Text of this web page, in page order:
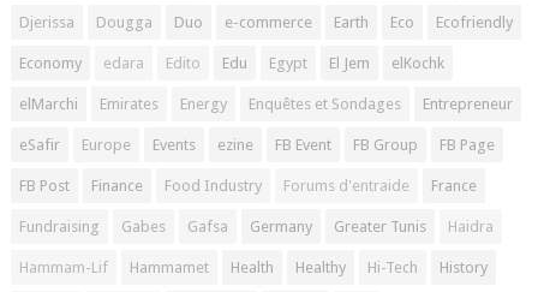
Djerissa Dougga Duo e-commerce Earth Eco Ecofriendly
Economy edara Edito Edu Egypt El Jem elKochk
elMarchi Emirates Energy Enquêtes et Sondages Entrepreneur
eSafir Europe Events ezine FB Event FB Group FB Page
FB Post Finance Food Industry Forums d'entraide France
Fundraising Gabes Gafsa Germany Greater Tunis Haidra
Hammam-Lif Hammamet Health Healthy Hi-Tech History